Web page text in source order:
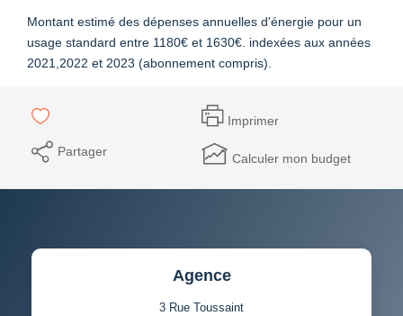
Montant estimé des dépenses annuelles d'énergie pour un
usage standard entre 1180€ et 1630€. indexées aux années
2021,2022 et 2023 (abonnement compris).
Imprimer
Partager Calculer mon budget
Agence
3 Rue Toussaint